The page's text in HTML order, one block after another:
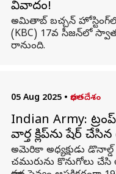
వివాదం!
అమితాబ్ బచ్చన్
(KBC) 17వ సీజన్‌లో
రానుంది.
05 Aug 2025 • భారతదేశం
Indian Army:
వార్త క్లిప్‌ను షేర్ చేసిన
అమెరికా అధ్యక్షుడు
చమురును కొనుగోలు చేసి